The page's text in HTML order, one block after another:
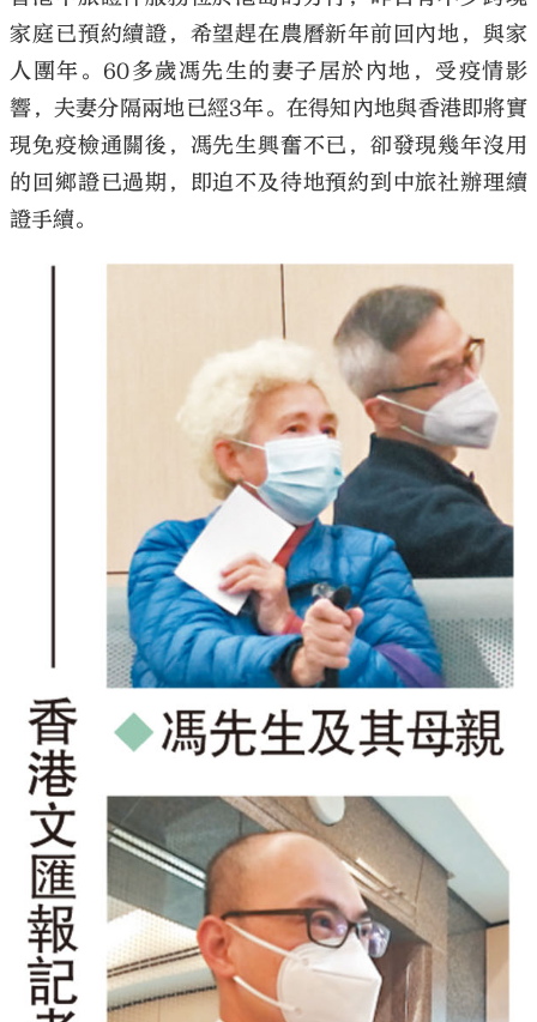
家庭已預約續證，希望趕在農曆新年前回內地，與家
人團年。60多歲馮先生的妻子居於內地，受疫情影
響，夫妻分隔兩地已經3年。在得知內地與香港即將實
現免疫檢通關後，馮先生興奮不已，卻發現幾年沒用
的回鄉證已過期，即迫不及待地預約到中旅社辦理續
證手續。